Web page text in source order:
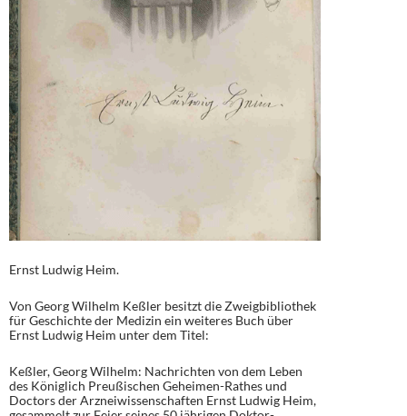
Ernst Ludwig Heim.
Von Georg Wilhelm Keßler besitzt die Zweigbibliothek
für Geschichte der Medizin ein weiteres Buch über
Ernst Ludwig Heim unter dem Titel:
Keßler, Georg Wilhelm: Nachrichten von dem Leben
des Königlich Preußischen Geheimen-Rathes und
Doctors der Arzneiwissenschaften Ernst Ludwig Heim,